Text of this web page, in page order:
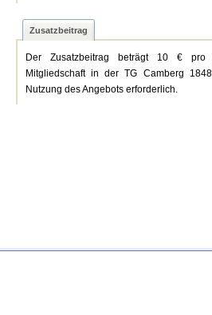
Zusatzbeitrag
Der Zusatzbeitrag beträgt 10 € pro
Mitgliedschaft in der TG Camberg
Nutzung des Angebots erforderlich.